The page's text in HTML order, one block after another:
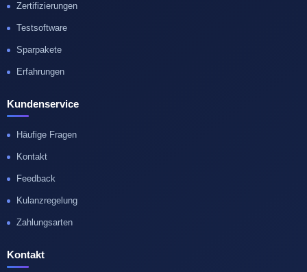
Zertifizierungen
Testsoftware
Sparpakete
Erfahrungen
Kundenservice
Häufige Fragen
Kontakt
Feedback
Kulanzregelung
Zahlungsarten
Kontakt